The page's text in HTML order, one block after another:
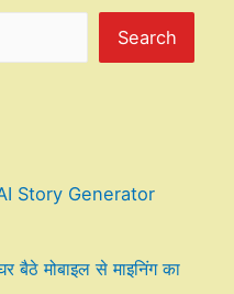
Search
Story Generator
मोबाइल से माइनिंग का